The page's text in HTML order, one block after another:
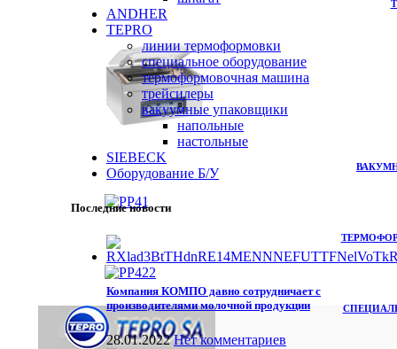
ANDHER
TEPRO
линии термоформовки
специальное оборудование
термоформовочная машина
трейсилеры
вакуумные упаковщики
напольные
настольные
SIEBECK
Оборудование Б/У
Последние новости
Компания КОМПО давно сотрудничает с
производителями молочной продукции
28.01.2022 Нет комментариев